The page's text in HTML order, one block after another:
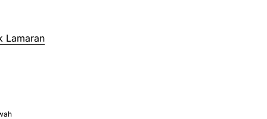
Lamaran